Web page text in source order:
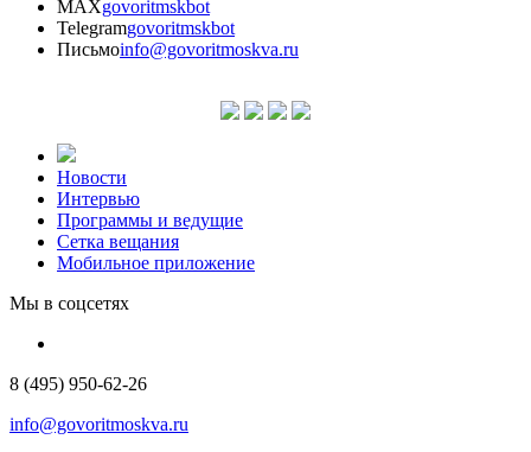
MAXgovoritmskbot
Telegramgovoritmskbot
Письмоinfo@govoritmoskva.ru
Новости
Интервью
Программы и ведущие
Сетка вещания
Мобильное приложение
Мы в соцсетях
8 (495) 950-62-26
info@govoritmoskva.ru